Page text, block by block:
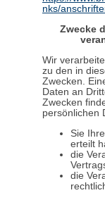
nks/
Zwecke
Wir
zu den in
Zwecken.
Daten an
Zwecken
persönlichen
Sie
erteilt
die
die